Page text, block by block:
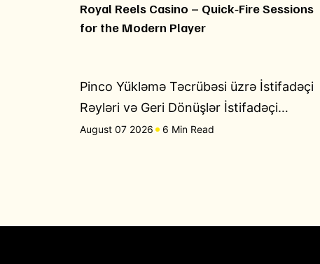
Royal Reels Casino – Quick‑Fire Sessions
for the Modern Player
Pinco Yükləmə Təcrübəsi üzrə İstifadəçi
Rəyləri və Geri Dönüşlər İstifadəçi…
August 07 2026 6 Min Read